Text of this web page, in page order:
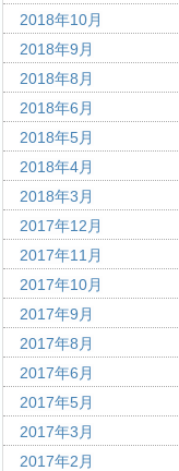
2018年10月
2018年9月
2018年8月
2018年6月
2018年5月
2018年4月
2018年3月
2017年12月
2017年11月
2017年10月
2017年9月
2017年8月
2017年6月
2017年5月
2017年3月
2017年2月